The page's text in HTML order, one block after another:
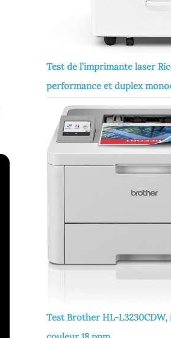
Test de l’imprimante laser
performance et duplex
Test Brother HL-